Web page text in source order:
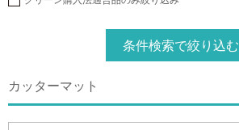
条件検索で絞り込む
カッターマット